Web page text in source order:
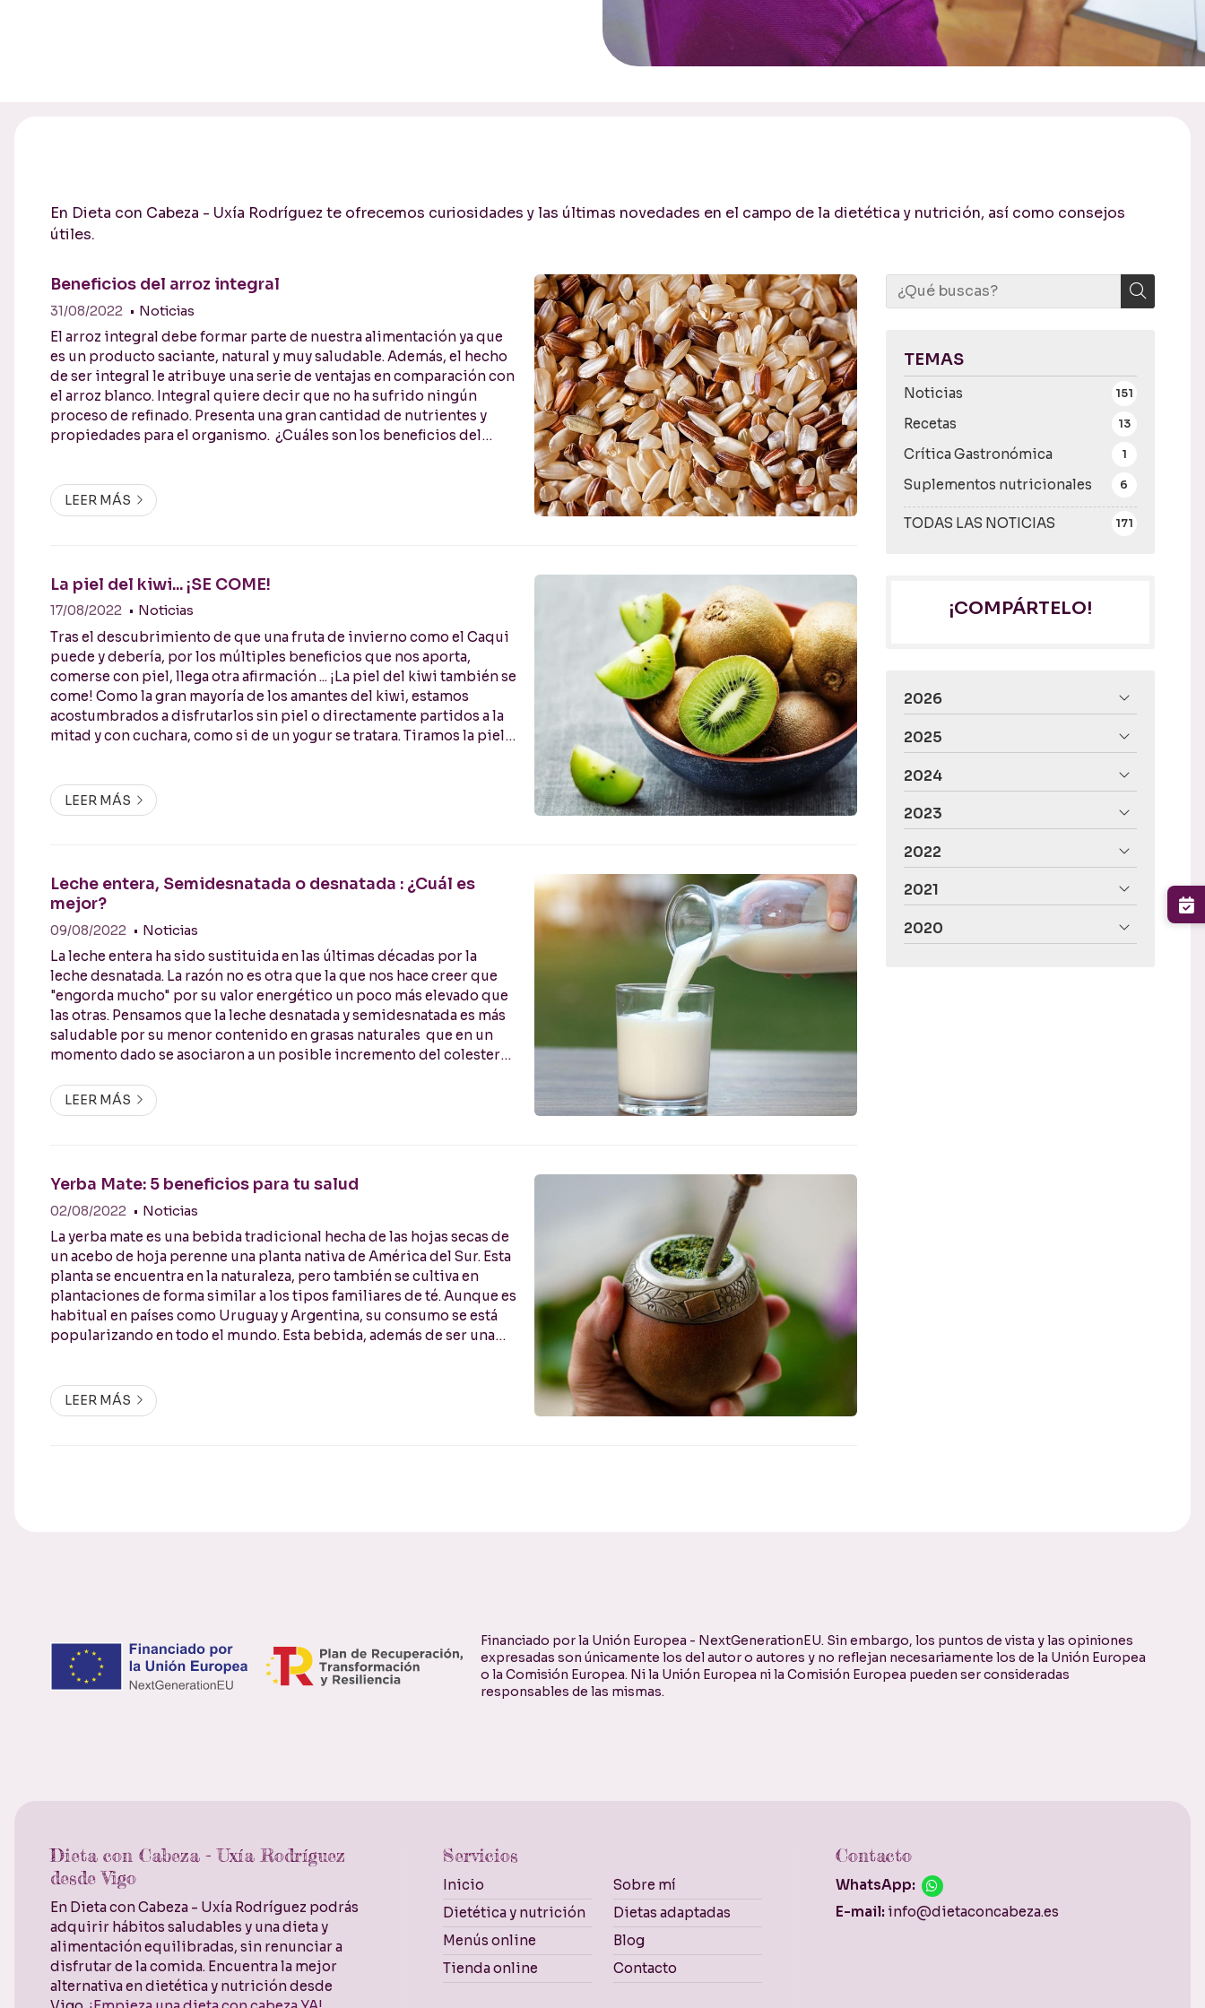
En Dieta con Cabeza - Uxía Rodríguez te ofrecemos curiosidades y las últimas novedades en el campo de la dietética y nutrición, así como consejos
útiles.
TEMAS
TODAS LAS NOTICIAS 171
Noticias 151
Recetas 13
Crítica Gastronómica 1
Suplementos nutricionales 6
Beneficios del arroz integral
31/08/2022 Noticias
El arroz integral debe formar parte de nuestra alimentación ya que
es un producto saciante, natural y muy saludable. Además, el hecho
de ser integral le atribuye una serie de ventajas en comparación con
el arroz blanco. Integral quiere decir que no ha sufrido ningún
proceso de refinado. Presenta una gran cantidad de nutrientes y
propiedades para el organismo. ¿Cuáles son los beneficios del
LEER MÁS
La piel del kiwi... ¡SE COME!
17/08/2022 Noticias
Tras el descubrimiento de que una fruta de invierno como el Caqui
puede y debería, por los múltiples beneficios que nos aporta,
comerse con piel, llega otra afirmación ... ¡La piel del kiwi también se
come! Como la gran mayoría de los amantes del kiwi, estamos
acostumbrados a disfrutarlos sin piel o directamente partidos a la
mitad y con cuchara, como si de un yogur se tratara. Tiramos la piel,
LEER MÁS
Leche entera, Semidesnatada o desnatada : ¿Cuál es
mejor?
09/08/2022 Noticias
La leche entera ha sido sustituida en las últimas décadas por la
leche desnatada. La razón no es otra que la que nos hace creer que
"engorda mucho" por su valor energético un poco más elevado que
las otras. Pensamos que la leche desnatada y semidesnatada es más
saludable por su menor contenido en grasas naturales que en un
momento dado se asociaron a un posible incremento del colesterol
son un nutriente esencial para nuestro ...
LEER MÁS
Yerba Mate: 5 beneficios para tu salud
02/08/2022 Noticias
La yerba mate es una bebida tradicional hecha de las hojas secas de
un acebo de hoja perenne una planta nativa de América del Sur. Esta
planta se encuentra en la naturaleza, pero también se cultiva en
plantaciones de forma similar a los tipos familiares de té. Aunque es
habitual en países como Uruguay y Argentina, su consumo se está
popularizando en todo el mundo. Esta bebida, además de ser una
LEER MÁS
¡COMPÁRTELO!
2026
2025
2024
2023
2022
2021
2020
Financiado por la Unión Europea - NextGenerationEU. Sin embargo, los puntos de vista y las opiniones
expresadas son únicamente los del autor o autores y no reflejan necesariamente los de la Unión Europea
o la Comisión Europea. Ni la Unión Europea ni la Comisión Europea pueden ser consideradas
responsables de las mismas.
Dieta con Cabeza - Uxía Rodríguez
desde Vigo
En Dieta con Cabeza - Uxía Rodríguez podrás
adquirir hábitos saludables y una dieta y
alimentación equilibradas, sin renunciar a
disfrutar de la comida. Encuentra la mejor
alternativa en dietética y nutrición desde
Servicios
Inicio
Sobre mí
Dietética y nutrición
Dietas adaptadas
Menús online
Blog
Tienda online
Contacto
Contacto
WhatsApp:
E-mail: info@dietaconcabeza.es